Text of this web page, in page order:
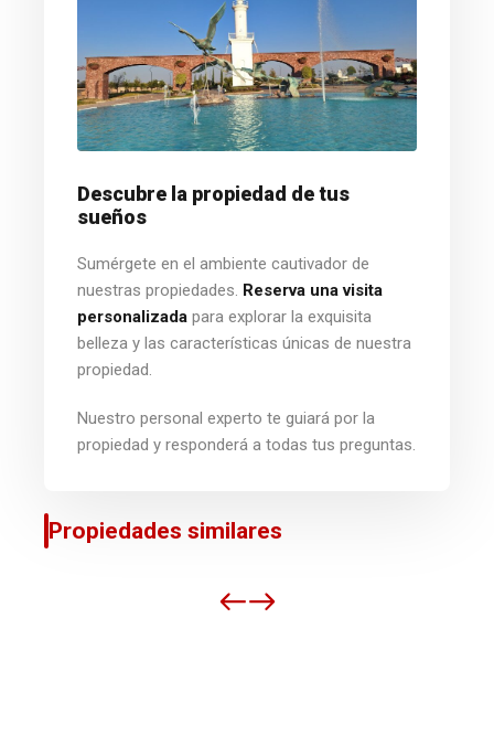
Descubre la propiedad de tus
sueños
Sumérgete en el ambiente cautivador de
nuestras propiedades. Reserva una visita
personalizada para explorar la exquisita
belleza y las características únicas de nuestra
propiedad.
Nuestro personal experto te guiará por la
propiedad y responderá a todas tus preguntas.
Propiedades similares